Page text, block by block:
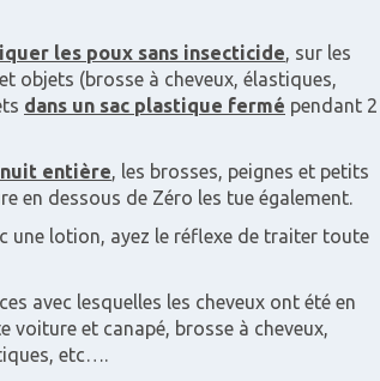
les poux sans insecticide, sur les
objets (brosse à cheveux, élastiques,
dans un sac plastique fermé pendant 2
entière , les brosses, peignes et petits
en dessous de Zéro les tue également.
une lotion, ayez le réflexe de traiter toute
avec lesquelles les cheveux ont été en
et canapé, brosse à cheveux,
etc….